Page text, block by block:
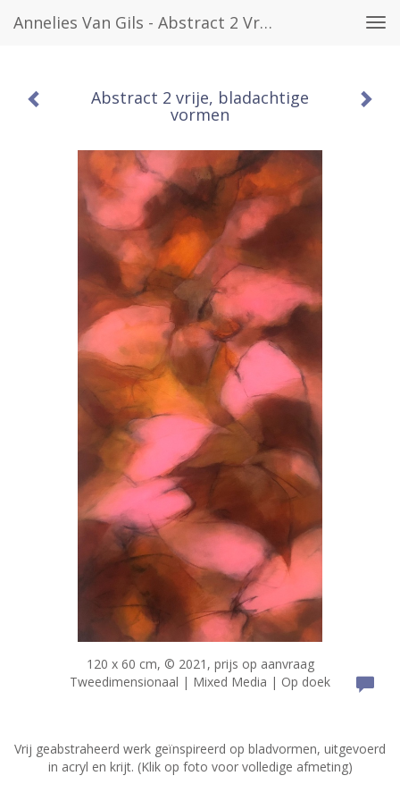
Annelies Van Gils - Abstract 2 Vrije, Bladachtige Vormen
Abstract 2 vrije, bladachtige
vormen
120 x 60 cm, © 2021, prijs op aanvraag
Tweedimensionaal | Mixed Media | Op doek
Vrij geabstraheerd werk geïnspireerd op bladvormen, uitgevoerd
in acryl en krijt. (Klik op foto voor volledige afmeting)